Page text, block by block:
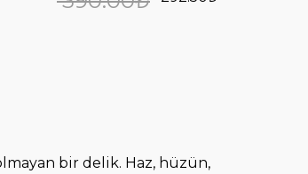
bir delik. Haz, hüzün,